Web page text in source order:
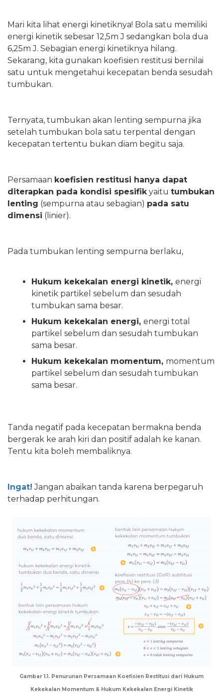
Mari kita lihat energi kinetiknya! Bola satu memiliki
energi kinetik sebesar 12,5m J sedangkan bola dua
6,25m J. Sebagian energi kinetiknya hilang.
Sekarang, kita gunakan koefisien restitusi bernilai
satu untuk mengetahui kecepatan benda sesudah
tumbukan.
Ternyata, tumbukan akan lenting sempurna jika
setelah tumbukan bola satu terpental dengan
kecepatan tertentu bukan diam begitu saja.
Persamaan koefisien restitusi hanya dapat
diterapkan pada kondisi spesifikyaitu tumbukan
lenting (sempurna atau sebagian) pada satu
dimensi (linier).
Pada tumbukan lenting sempurna berlaku,
Hukum kekekalan energi kinetik, energi
kinetik partikel sebelum dan sesudah
tumbukan sama besar.
Hukum kekekalan energi, energi total
partikel sebelum dan sesudah tumbukan
sama besar.
Hukum kekekalan momentum, momentum
partikel sebelum dan sesudah tumbukan
sama besar.
Tanda negatif pada kecepatan bermakna benda
bergerak ke arah kiri dan positif adalah ke kanan.
Tentu kita boleh membaliknya.
Ingat! Jangan abaikan tanda karena berpegaruh
terhadap perhitungan.
Gambar 1.1. Penurunan Persamaan Koefisien Restitusi dari Hukum
Kekekalan Momentum & Hukum Kekekalan Energi Kinetik